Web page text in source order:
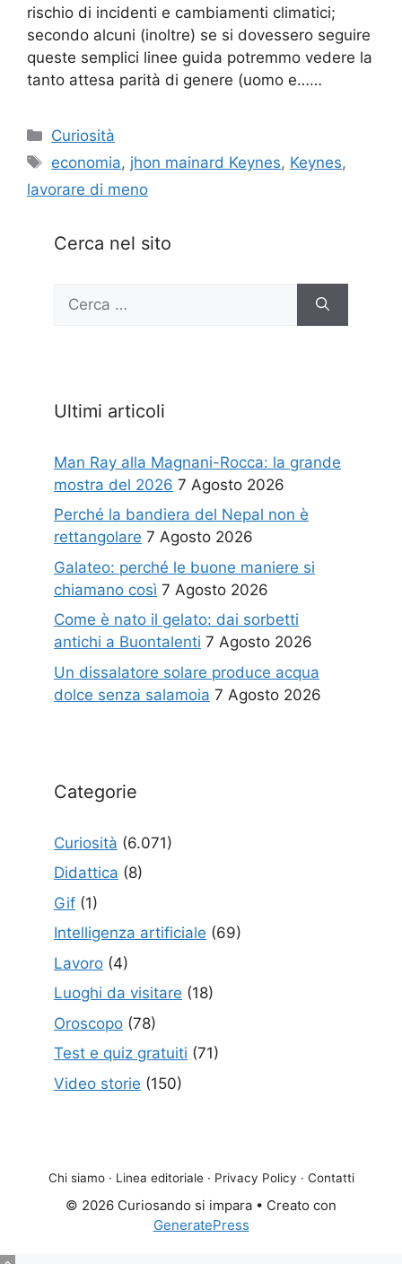
rischio di incidenti e cambiamenti climatici;
secondo alcuni (inoltre) se si dovessero seguire
queste semplici linee guida potremmo vedere la
tanto attesa parità di genere (uomo e……
Categorie
Curiosità
Tag
economia, jhon mainard Keynes, Keynes,
lavorare di meno
Cerca nel sito
per:
Ultimi articoli
Man Ray alla Magnani-Rocca: la grande
mostra del 2026 7 Agosto 2026
Perché la bandiera del Nepal non è
rettangolare 7 Agosto 2026
Galateo: perché le buone maniere si
chiamano così 7 Agosto 2026
Come è nato il gelato: dai sorbetti
antichi a Buontalenti 7 Agosto 2026
Un dissalatore solare produce acqua
dolce senza salamoia 7 Agosto 2026
Categorie
Curiosità (6.071)
Didattica (8)
Gif (1)
Intelligenza artificiale (69)
Lavoro (4)
Luoghi da visitare (18)
Oroscopo (78)
Test e quiz gratuiti (71)
Video storie (150)
Chi siamo · Linea editoriale · Privacy Policy · Contatti
© 2026 Curiosando si impara • Creato con
GeneratePress